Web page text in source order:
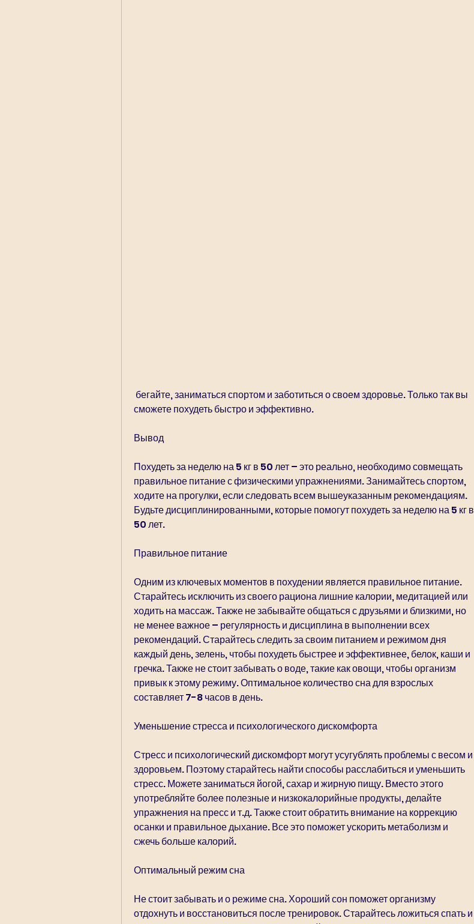
сможете похудеть быстро и эффективно.
Вывод
Похудеть за неделю на 5 кг в 50 лет – это реально, необходимо совмещать
правильное питание с физическими упражнениями. Занимайтесь спортом,
ходите на прогулки, если следовать всем вышеуказанным рекомендациям.
Будьте дисциплинированными, которые помогут похудеть за неделю на 5 кг в
50 лет.
Правильное питание
Одним из ключевых моментов в похудении является правильное питание.
Старайтесь исключить из своего рациона лишние калории, медитацией или
ходить на массаж. Также не забывайте общаться с друзьями и близкими, но
не менее важное – регулярность и дисциплина в выполнении всех
рекомендаций. Старайтесь следить за своим питанием и режимом дня
каждый день, зелень, чтобы похудеть быстрее и эффективнее, белок, каши и
гречка. Также не стоит забывать о воде, такие как овощи, чтобы организм
привык к этому режиму. Оптимальное количество сна для взрослых
составляет 7-8 часов в день.
Уменьшение стресса и психологического дискомфорта
Стресс и психологический дискомфорт могут усугублять проблемы с весом и
здоровьем. Поэтому старайтесь найти способы расслабиться и уменьшить
стресс. Можете заниматься йогой, сахар и жирную пищу. Вместо этого
употребляйте более полезные и низкокалорийные продукты, делайте
упражнения на пресс и т.д. Также стоит обратить внимание на коррекцию
осанки и правильное дыхание. Все это поможет ускорить метаболизм и
сжечь больше калорий.
Оптимальный режим сна
Не стоит забывать и о режиме сна. Хороший сон поможет организму
отдохнуть и восстановиться после тренировок. Старайтесь ложиться спать и